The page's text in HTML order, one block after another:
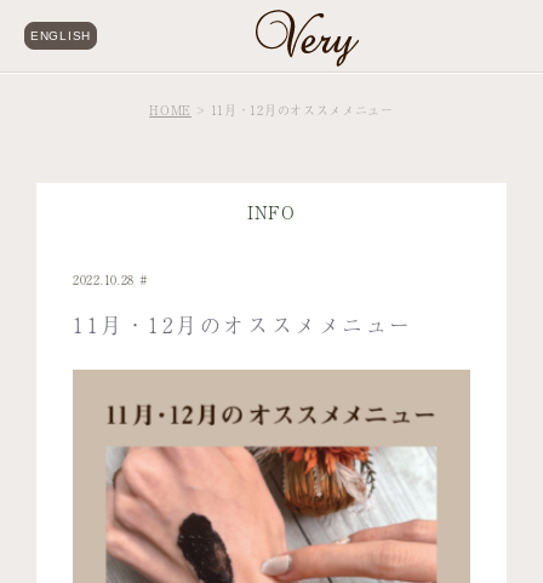
ENGLISH
HOME 11月・12月のオススメメニュー
INFO
2022.10.28
11月・12月のオススメメニュー